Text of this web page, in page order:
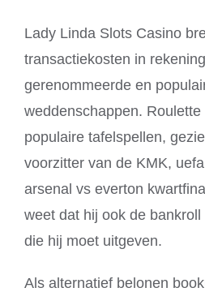
Lady Linda Slots Casino
transactiekosten in
gerenommeerde en
weddenschappen.
populaire tafelspellen,
voorzitter van de KMK,
arsenal vs everton
weet dat hij ook de
die hij moet uitgeven.
Als alternatief belonen